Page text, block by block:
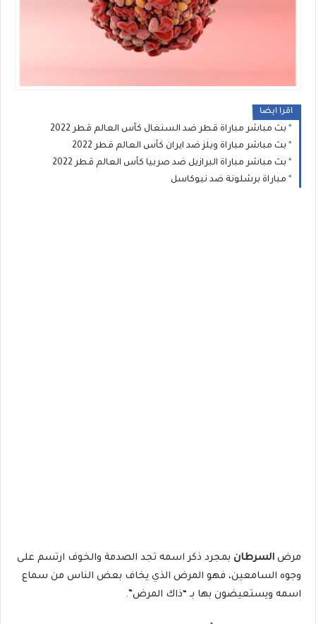
اقرا ايضا
بث مباشر مباراة قطر ضد السنغال كأس العالم قطر 2022
بث مباشر مباراة ويلز ضد ايران كأس العالم قطر 2022
بث مباشر مباراة البرازيل ضد صربيا كأس العالم قطر 2022
مباراة برشلونة ضد نيوكاسل
مرض السرطان بمجرد ذكر اسمه تجد الصدمة والخوف ارتسم على
وجوه السامعين، فهو المرض الذي يخاف بعض الناس من سماع
اسمه ويستعيضون بها بـ “ذاك المرض”.